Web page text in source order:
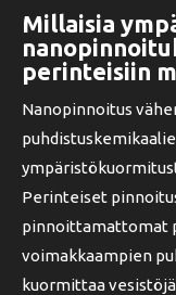
Millaisia
perinteisiin
Nanopinnoitus
Perinteiset
pinnoittamattomat
voimakkaampien
kuormittaa